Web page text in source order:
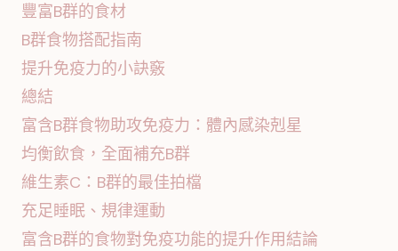
豐富B群的食材
B群食物搭配指南
提升免疫力的小訣竅
總結
富含B群食物助攻免疫力：體內感染剋星
均衡飲食，全面補充B群
維生素C：B群的最佳拍檔
充足睡眠、規律運動
富含B群的食物對免疫功能的提升作用結論